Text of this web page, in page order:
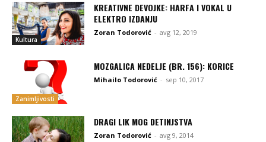
Kultura
KREATIVNE DEVOJKE: HARFA I VOKAL U
ELEKTRO IZDANJU
Zoran Todorović - avg 12, 2019
Zanimljivosti
MOZGALICA NEDELJE (BR. 156): KORICE
Mihailo Todorović - sep 10, 2017
DRAGI LIK MOG DETINJSTVA
Zoran Todorović - avg 9, 2014